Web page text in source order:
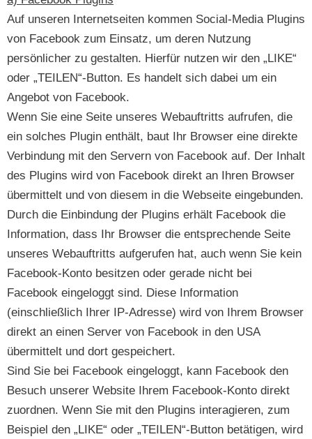
Auf unseren Internetseiten kommen Social-Media Plugins
von Facebook zum Einsatz, um deren Nutzung
persönlicher zu gestalten. Hierfür nutzen wir den „LIKE“
oder „TEILEN“-Button. Es handelt sich dabei um ein
Angebot von Facebook.
Wenn Sie eine Seite unseres Webauftritts aufrufen, die
ein solches Plugin enthält, baut Ihr Browser eine direkte
Verbindung mit den Servern von Facebook auf. Der Inhalt
des Plugins wird von Facebook direkt an Ihren Browser
übermittelt und von diesem in die Webseite eingebunden.
Durch die Einbindung der Plugins erhält Facebook die
Information, dass Ihr Browser die entsprechende Seite
unseres Webauftritts aufgerufen hat, auch wenn Sie kein
Facebook-Konto besitzen oder gerade nicht bei
Facebook eingeloggt sind. Diese Information
(einschließlich Ihrer IP-Adresse) wird von Ihrem Browser
direkt an einen Server von Facebook in den USA
übermittelt und dort gespeichert.
Sind Sie bei Facebook eingeloggt, kann Facebook den
Besuch unserer Website Ihrem Facebook-Konto direkt
zuordnen. Wenn Sie mit den Plugins interagieren, zum
Beispiel den „LIKE“ oder „TEILEN“-Button betätigen, wird